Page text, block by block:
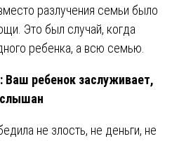
разлучения семьи было
Это был случай, когда
ребенка, а всю семью.
Ваш ребенок заслуживает,
не злость, не деньги, не